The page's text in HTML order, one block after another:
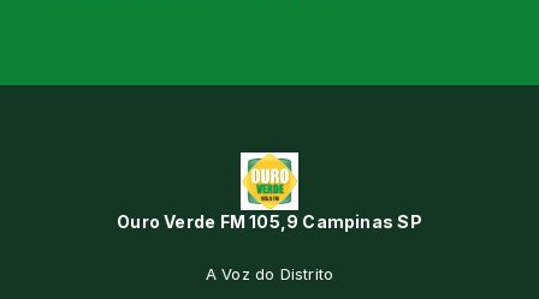
Ouro Verde FM 105,9 Campinas SP
A Voz do Distrito